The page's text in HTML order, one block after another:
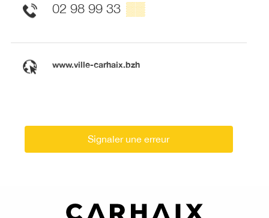
02 98 99 33 ▒▒
www.ville-carhaix.bzh
Signaler une erreur